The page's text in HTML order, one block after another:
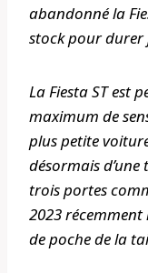
abandonné la
stock pour durer
La Fiesta ST est
maximum de
plus petite voiture
désormais
trois portes
2023
de poche de la